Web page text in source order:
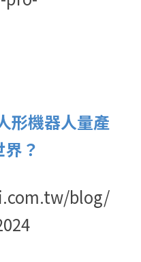
形機器人量產
？
blog/